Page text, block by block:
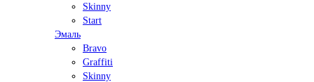
Skinny
Start
Эмаль
Bravo
Graffiti
Skinny